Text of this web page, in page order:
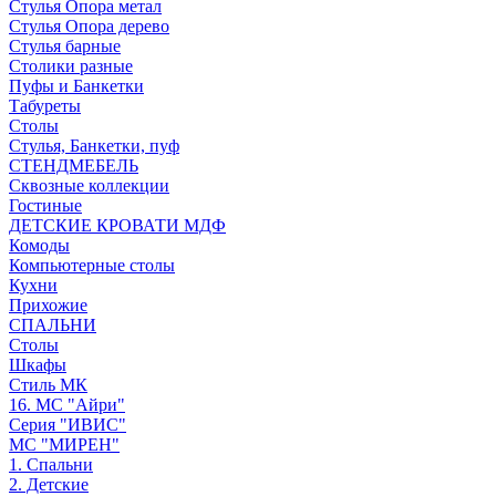
Стулья Опора метал
Стулья Опора дерево
Стулья барные
Столики разные
Пуфы и Банкетки
Табуреты
Столы
Стулья, Банкетки, пуф
СТЕНДМЕБЕЛЬ
Сквозные коллекции
Гостиные
ДЕТСКИЕ КРОВАТИ МДФ
Комоды
Компьютерные столы
Кухни
Прихожие
СПАЛЬНИ
Столы
Шкафы
Стиль МК
16. МС "Айри"
Серия "ИВИС"
МС "МИРЕН"
1. Спальни
2. Детские